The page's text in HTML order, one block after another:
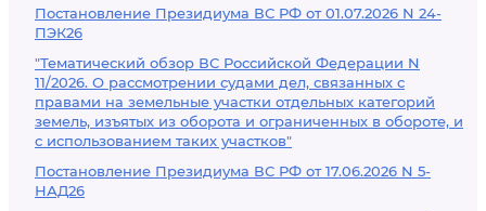
Постановление Президиума ВС РФ от 01.07.2026 N 24-
ПЭК26
"Тематический обзор ВС Российской Федерации N
11/2026. О рассмотрении судами дел, связанных с
правами на земельные участки отдельных категорий
земель, изъятых из оборота и ограниченных в обороте, и
с использованием таких участков"
Постановление Президиума ВС РФ от 17.06.2026 N 5-
НАД26